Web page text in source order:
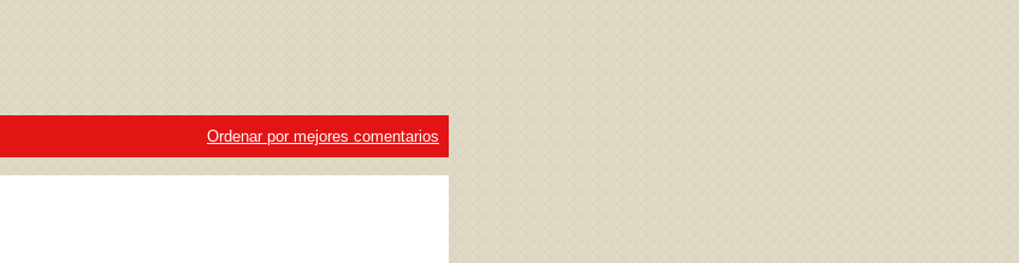
Ordenar por mejores comentarios